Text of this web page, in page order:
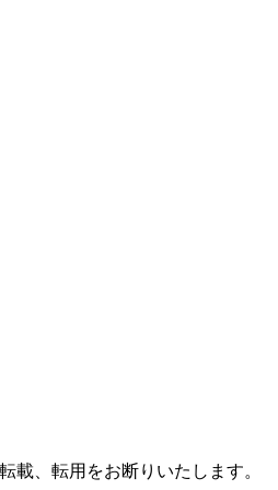
載、転用をお断りいたします。